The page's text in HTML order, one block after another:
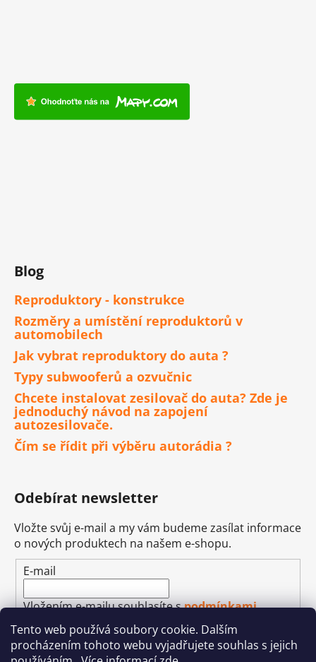
Tento web používá soubory cookie. Dalším
procházením tohoto webu vyjadřujete souhlas s jejich
Blog
Reproduktory - konstrukce
Rozměry a umístění reproduktorů v
automobilech
Jak vybrat reproduktory do auta ?
Typy subwooferů a ozvučnic
Chcete instalovat zesilovač do auta? Zde je
jednoduchý návod na zapojení
autozesilovače.
Čím se řídit při výběru autorádia ?
Odebírat newsletter
Vložte svůj e-mail a my vám budeme zasílat informace
o nových produktech na našem e-shopu.
E-mail
Vložením e-mailu souhlasíte spodmínkami
ochrany osobních údajů
PŘIHLÁSIT SE